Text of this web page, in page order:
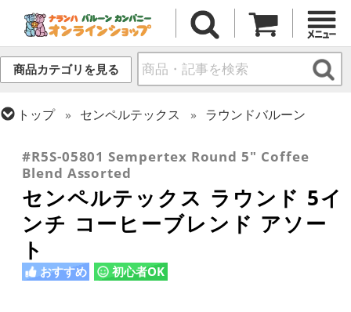
商品カテゴリを見る
トップ センペルテックス
ラウンドバルーン
#R5S-05801 Sempertex Round 5" Coffee
Blend Assorted
センペルテックス ラウンド 5イ
ンチ コーヒーブレンド アソー
ト
おすすめ 初心者OK